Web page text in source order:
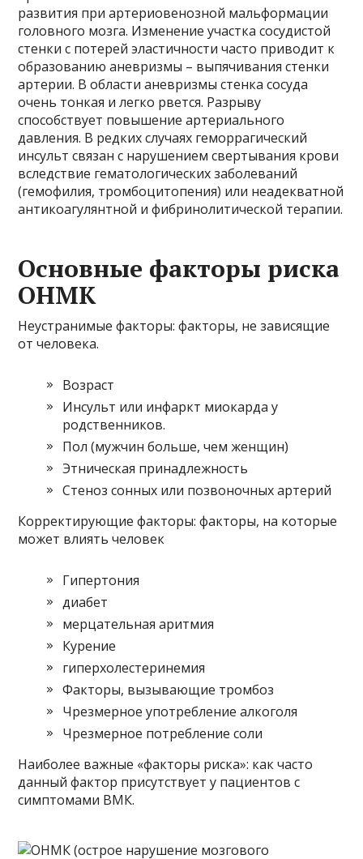
развития при артериовенозной мальформации
головного мозга. Изменение участка сосудистой
стенки с потерей эластичности часто приводит к
образованию аневризмы – выпячивания стенки
артерии. В области аневризмы стенка сосуда
очень тонкая и легко рвется. Разрыву
способствует повышение артериального
давления. В редких случаях геморрагический
инсульт связан с нарушением свертывания крови
вследствие гематологических заболеваний
(гемофилия, тромбоцитопения) или неадекватной
антикоагулянтной и фибринолитической терапии.
Основные факторы риска
ОНМК
Неустранимые факторы: факторы, не зависящие
от человека.
Возраст
Инсульт или инфаркт миокарда у
родственников.
Пол (мужчин больше, чем женщин)
Этническая принадлежность
Стеноз сонных или позвоночных артерий
Корректирующие факторы: факторы, на которые
может влиять человек
Гипертония
диабет
мерцательная аритмия
Курение
гиперхолестеринемия
Факторы, вызывающие тромбоз
Чрезмерное употребление алкоголя
Чрезмерное потребление соли
Наиболее важные «факторы риска»: как часто
данный фактор присутствует у пациентов с
симптомами ВМК.